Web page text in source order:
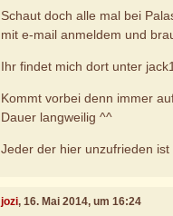
Schaut doch alle mal bei
mit e-mail anmeldem und
Ihr findet mich dort unter
Kommt vorbei denn immer
Dauer langweilig ^^
Jeder der hier unzufrieden
jozi, 16. Mai 2014, um 16:24